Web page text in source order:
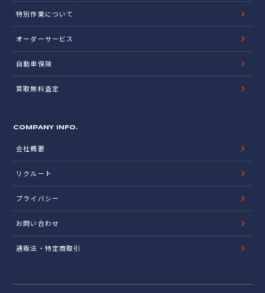
特別作業について
オーダーサービス
自動車保険
買取無料査定
COMPANY INFO.
会社概要
リクルート
プライバシー
お問い合わせ
通販法・特定商取引